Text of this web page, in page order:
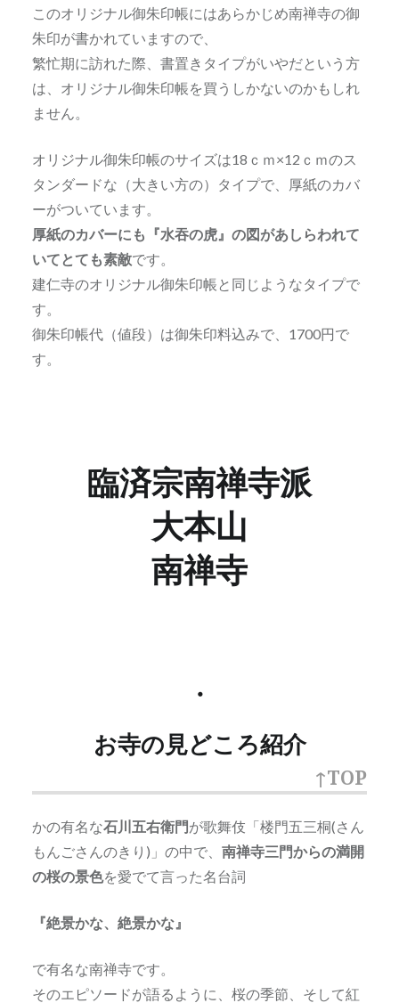
このオリジナル御朱印帳にはあらかじめ南禅寺の御
朱印が書かれていますので、
繁忙期に訪れた際、書置きタイプがいやだという方
は、オリジナル御朱印帳を買うしかないのかもしれ
ません。
オリジナル御朱印帳のサイズは18ｃｍ×12ｃｍのス
タンダードな（大きい方の）タイプで、厚紙のカバ
ーがついています。
厚紙のカバーにも『水吞の虎』の図があしらわれて
いてとても素敵です。
建仁寺のオリジナル御朱印帳と同じようなタイプで
す。
御朱印帳代（値段）は御朱印料込みで、1700円で
す。
臨済宗南禅寺派
大本山
南禅寺
・
お寺の見どころ紹介
↑TOP
かの有名な石川五右衛門が歌舞伎「楼門五三桐(さん
もんごさんのきり)」の中で、 南禅寺三門からの満開
の桜の景色を愛でて言った名台詞
『絶景かな、絶景かな』
で有名な南禅寺です。
そのエピソードが語るように、桜の季節、そして紅